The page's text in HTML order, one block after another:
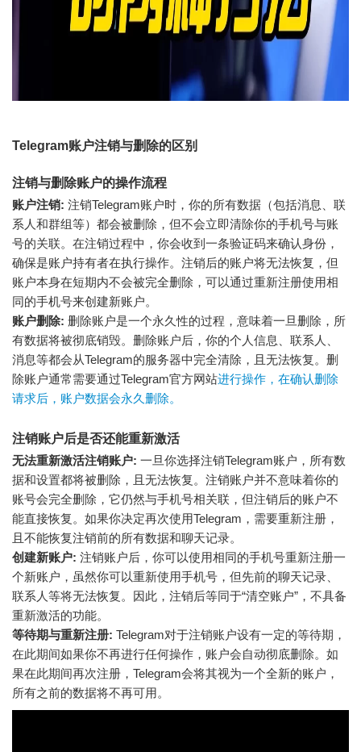
Telegram账户注销与删除的区别
注销与删除账户的操作流程
账户注销: 注销Telegram账户时，你的所有数据（包括消息、联
系人和群组等）都会被删除，但不会立即清除你的手机号与账
号的关联。在注销过程中，你会收到一条验证码来确认身份，
确保是账户持有者在执行操作。注销后的账户将无法恢复，但
账户本身在短期内不会被完全删除，可以通过重新注册使用相
同的手机号来创建新账户。
账户删除: 删除账户是一个永久性的过程，意味着一旦删除，所
有数据将被彻底销毁。删除账户后，你的个人信息、联系人、
消息等都会从Telegram的服务器中完全清除，且无法恢复。删
除账户通常需要通过Telegram官方网站进行操作，在确认删除
请求后，账户数据会永久删除。
注销账户后是否还能重新激活
无法重新激活注销账户: 一旦你选择注销Telegram账户，所有数
据和设置都将被删除，且无法恢复。注销账户并不意味着你的
账号会完全删除，它仍然与手机号相关联，但注销后的账户不
能直接恢复。如果你决定再次使用Telegram，需要重新注册，
且不能恢复注销前的所有数据和聊天记录。
创建新账户: 注销账户后，你可以使用相同的手机号重新注册一
个新账户，虽然你可以重新使用手机号，但先前的聊天记录、
联系人等将无法恢复。因此，注销后等同于“清空账户”，不具备
重新激活的功能。
等待期与重新注册: Telegram对于注销账户设有一定的等待期，
在此期间如果你不再进行任何操作，账户会自动彻底删除。如
果在此期间再次注册，Telegram会将其视为一个全新的账户，
所有之前的数据将不再可用。